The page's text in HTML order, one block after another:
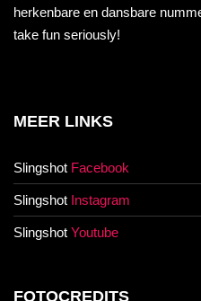
herkenbare en dansbare
take fun seriously!
MEER LINKS
Slingshot Facebook
Slingshot Instagram
Slingshot Youtube
FOTOCREDITS